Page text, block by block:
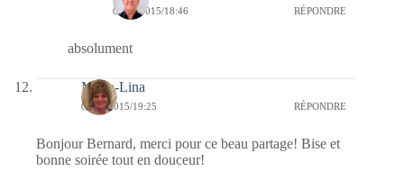
06/06/2015/18:46 RÉPONDRE
absolument
Maria-Lina
05/06/2015/19:25 RÉPONDRE
Bonjour Bernard, merci pour ce beau partage! Bise et
bonne soirée tout en douceur!